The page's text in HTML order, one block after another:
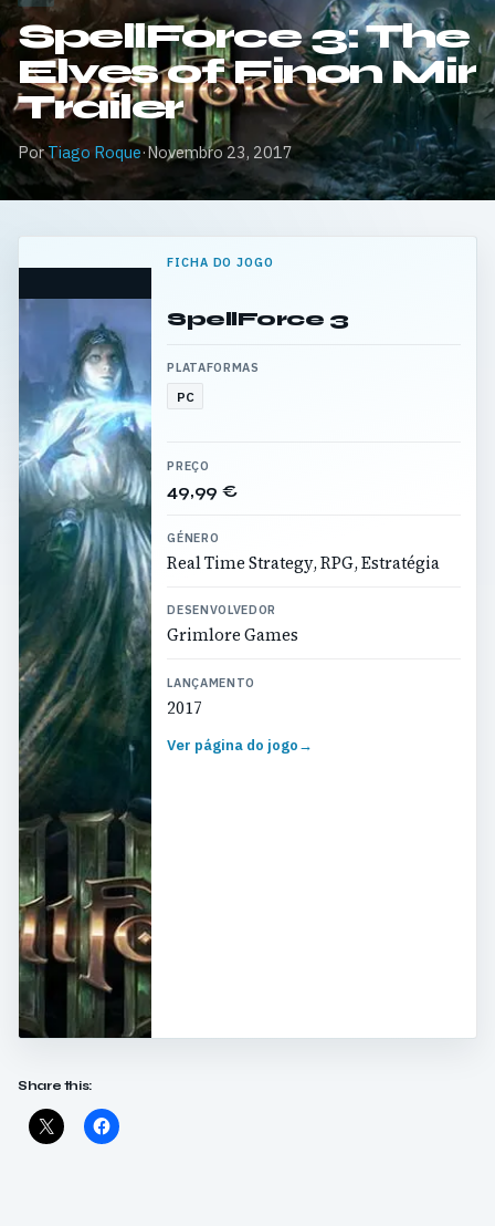
SpellForce 3: The
Elves of Finon Mir
Trailer
PorTiago Roque·Novembro 23, 2017
FICHA DO JOGO
SpellForce 3
PLATAFORMAS
PC
PREÇO
49,99 €
GÉNERO
Real Time Strategy, RPG, Estratégia
DESENVOLVEDOR
Grimlore Games
LANÇAMENTO
2017
Ver página do jogo→
Share this: